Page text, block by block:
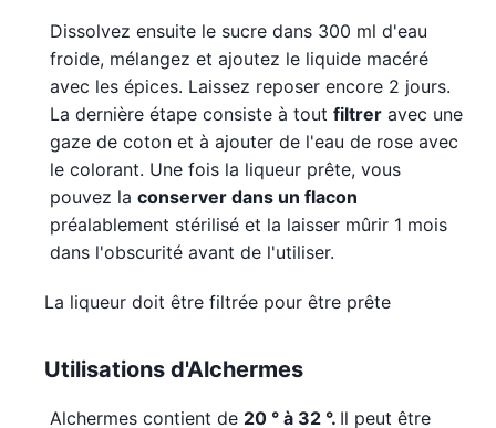
Dissolvez ensuite le sucre dans 300 ml d'eau
froide, mélangez et ajoutez le liquide macéré
avec les épices. Laissez reposer encore 2 jours.
La dernière étape consiste à tout filtrer avec une
gaze de coton et à ajouter de l'eau de rose avec
le colorant. Une fois la liqueur prête, vous
pouvez la conserver dans un flacon
préalablement stérilisé et la laisser mûrir 1 mois
dans l'obscurité avant de l'utiliser.
La liqueur doit être filtrée pour être prête
Utilisations d'Alchermes
Alchermes contient de 20 ° à 32 °. Il peut être